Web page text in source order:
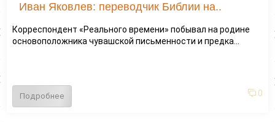
Иван Яковлев: переводчик Библии на..
Корреспондент «Реального времени» побывал на родине
основоположника чувашской письменности и предка...
Подробнее 0